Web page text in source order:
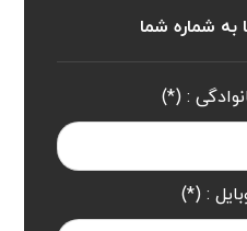
به شماره شما
: (*)
: (*)